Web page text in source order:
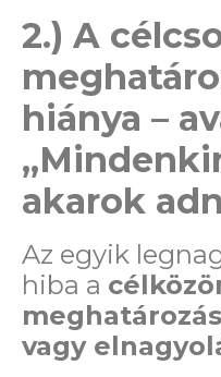
2.) A
hiánya –
akarok
Az egyik
hiba a
vagy